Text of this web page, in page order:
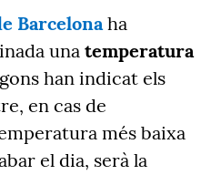
Barcelonaha
una temperatura
han indicat els
en cas de
més baixa
el dia, serà la